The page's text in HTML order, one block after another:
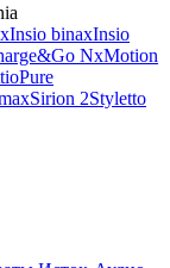
Insio binaxInsio
NxMotion
Pure
Sirion 2Styletto